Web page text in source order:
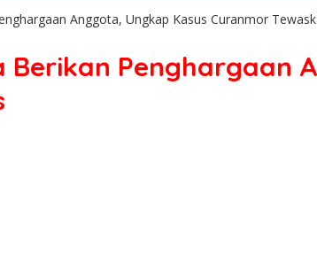
Anggota, Ungkap Kasus Curanmor
Penghargaan